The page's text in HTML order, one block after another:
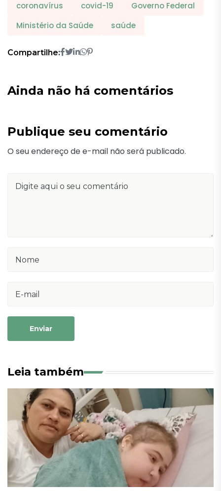
coronavírus covid-19
Governo Federal
Ministério da Saúde
saúde
Compartilhe:
Ainda não há comentários
Publique seu comentário
O seu endereço de e-mail não será publicado.
Enviar
Leia também